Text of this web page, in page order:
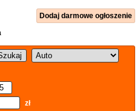
Dodaj darmowe ogłoszenie
zł